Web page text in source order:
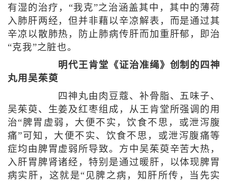
有湿的治疗，“我克”之治涵盖其中，其中的薄荷
入肺肝两经，但并非藉以辛凉解表，而是通过其
辛凉以散肺热，防止肺病传肝而加重肝郁，即治
“克我”之脏也。
明代王肯堂《证治准绳》创制的四神
丸用吴茱萸
四神丸由肉豆蔻、补骨脂、五味子、
吴茱萸、生姜及红枣组成，从王肯堂所强调的用
治“脾胃虚弱，大便不实，饮食不思，或泄泻腹
痛”可知，大便不实、饮食不思，或泄泻腹痛等
症均由脾胃虚弱所导致。方中吴茱萸辛苦大热，
入肝胃脾肾诸经，特别是通过暖肝，以体现脾胃
病实肝，这就是“见脾之病，知肝所传，当先实